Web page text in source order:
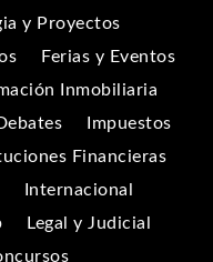
y Proyectos
Ferias y Eventos
Inmobiliaria
Impuestos
Financieras
Internacional
Legal y Judicial